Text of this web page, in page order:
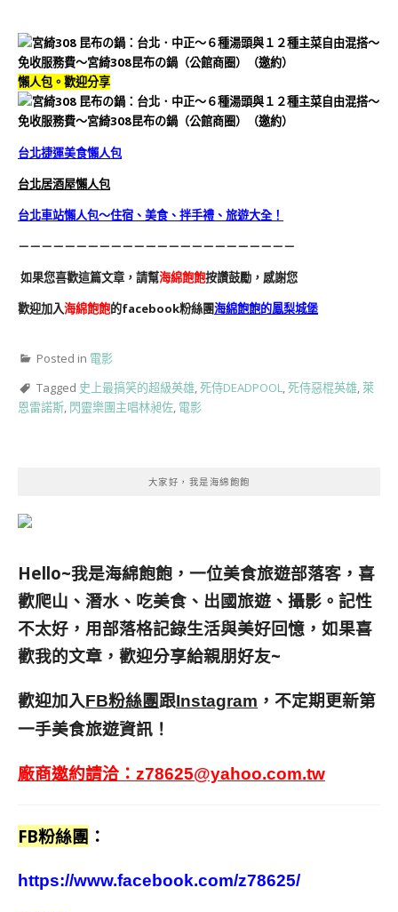
懶人包。歡迎分享
台北捷運美食懶人包
台北居酒屋懶人包
台北車站懶人包～住宿、美食、拌手禮、旅遊大全！
－－－－－－－－－－－－－－－－－－－－－－－－
如果您喜歡這篇文章，請幫海綿飽飽按讚鼓勵，感謝您
歡迎加入海綿飽飽的facebook粉絲團海綿飽飽的鳳梨城堡
Posted in 電影
Tagged 史上最搞笑的超級英雄,死侍DEADPOOL,死侍惡棍英雄,萊
恩雷諾斯, 閃靈樂團主唱林昶佐, 電影
大家好，我是海綿飽飽
Hello~我是海綿飽飽，一位美食旅遊部落客， 喜
歡爬山、潛水、吃美食、出國旅遊、攝影。 記性
不太好，用部落格記錄生活與美好回憶， 如果喜
歡我的文章，歡迎分享給親朋好友~
歡迎加入FB粉絲團跟Instagram ，不定期更新第
一手美食旅遊資訊！
廠商邀約請洽： z78625@yahoo.com.tw
FB粉絲團 ：
https://www.facebook.com/z78625/